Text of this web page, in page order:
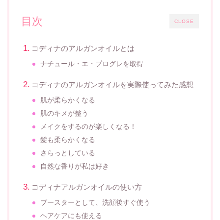
CLOSE
目次
コディナのアルガンオイルとは
ナチュール・エ・プログレを取得
コディナのアルガンオイルを実際使ってみた感想
肌が柔らかくなる
肌のキメが整う
メイクをするのが楽しくなる！
髪も柔らかくなる
さらっとしている
自然な香りが私は好き
コディナアルガンオイルの使い方
ブースターとして、洗顔後すぐ使う
ヘアケアにも使える